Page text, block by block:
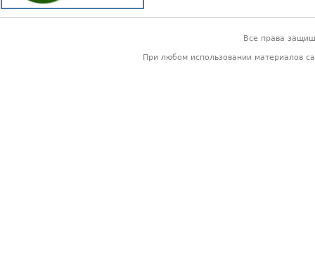
Все права
При любом использовании материалов